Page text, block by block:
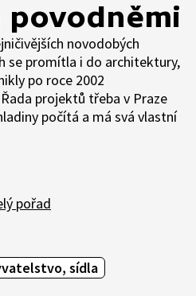
novodobých
se promítla i do architektury,
po roce 2002
projektů třeba v Praze
počítá a má svá vlastní
pořad
sídla